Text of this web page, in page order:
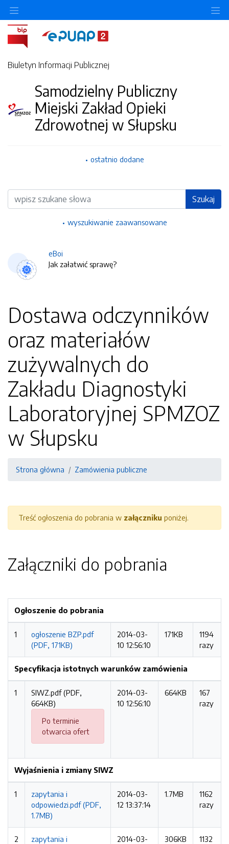
Biuletyn Informacji Publicznej
Samodzielny Publiczny
Miejski Zakład Opieki
Zdrowotnej w Słupsku
ostatnio dodane
Wyszukiwarka Szukaj
wyszukiwanie zaawansowane
eBoi
Jak załatwić sprawę?
Dostawa odczynników
oraz materiałów
zużywalnych do
Zakładu Diagnostyki
Laboratoryjnej SPMZOZ
w Słupsku
Strona główna Zamówienia publiczne
Treść ogłoszenia do pobrania w załączniku poniżej.
Załączniki do pobrania
Ogłoszenie do pobrania
1
ogłoszenie BZP.pdf
(PDF, 171KB)
2014-03-
10 12:56:10
171KB
1194
razy
Specyfikacja istotnych warunków zamówienia
1
SIWZ.pdf (PDF,
664KB)
Po terminie
otwarcia ofert
2014-03-
10 12:56:10
664KB
167
razy
Wyjaśnienia i zmiany SIWZ
1
zapytania i
odpowiedzi.pdf (PDF,
1.7MB)
2014-03-
12 13:37:14
1.7MB
1162
razy
2
zapytania i
2014-03-
306KB
1132